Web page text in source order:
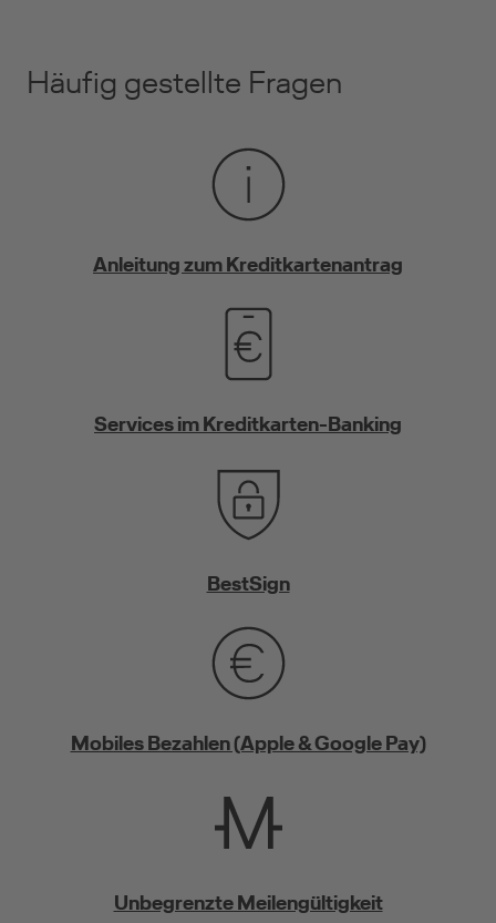
Häufig gestellte Fragen
Anleitung zum Kreditkartenantrag
Services im Kreditkarten-Banking
BestSign
Mobiles Bezahlen (Apple & Google Pay)
Unbegrenzte Meilengültigkeit